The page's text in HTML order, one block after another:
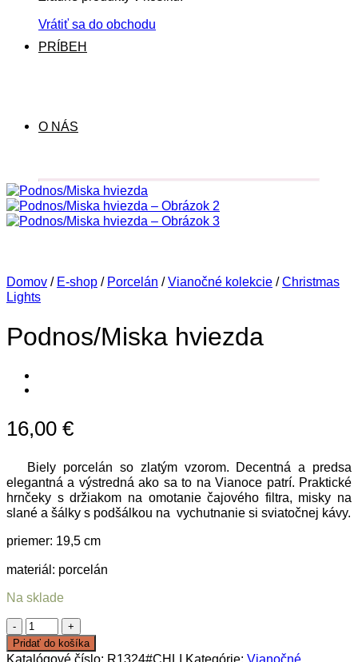
Vrátiť sa do obchodu
PRÍBEH
O NÁS
Domov / E-shop / Porcelán / Vianočné kolekcie / Christmas
Lights
Podnos/Miska hviezda
16,00 €
Biely porcelán so zlatým vzorom. Decentná a predsa
elegantná a výstredná ako sa to na Vianoce patrí. Praktické
hrnčeky s držiakom na omotanie čajového filtra, misky na
slané a šálky s podšálkou na vychutnanie si sviatočnej kávy.
priemer: 19,5 cm
materiál: porcelán
Na sklade
množstvo
Podnos/Miska
hviezda
Pridať do košíka
Katalógové číslo: R1324#CHLI Kategórie: Vianočné